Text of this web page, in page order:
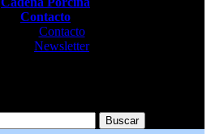
Contacto
Contacto
Newsletter